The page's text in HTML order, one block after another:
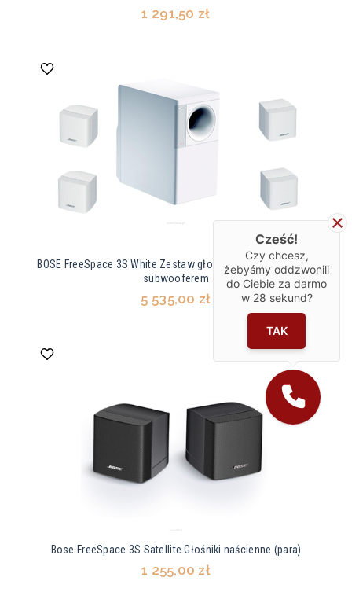
1 291,50 zł
BOSE FreeSpace 3S White Zestaw głośników naściennych z
subwooferem
5 535,00 zł
Bose FreeSpace 3S Satellite Głośniki naścienne (para)
1 255,00 zł
Cześć!
Czy chcesz,
żebyśmy oddzwonili
do Ciebie za darmo
w 28 sekund?
TAK